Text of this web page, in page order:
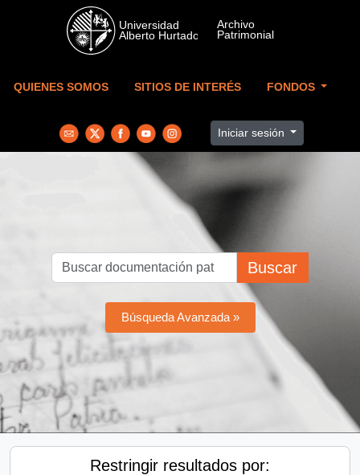
Skip to main content
QUIENES SOMOS SITIOS DE INTERÉS FONDOS
Iniciar sesión
Buscar
Búsqueda Avanzada »
Restringir resultados por: